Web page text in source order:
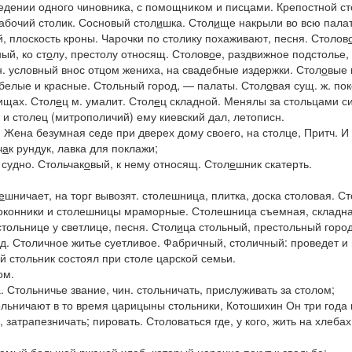
одного чиновника, с помощником и писцами. Крепостной
столик. Сосновый столишка. Столище накрыли во всю
плоскость кроны. Чарочки по столику похаживают, песня. Столов
, ко столу, престолу относящ. Столовое, раздвижное подстолье,
условный внос отцом жениха, на свадебные издержки. Столовые
и красные. Стольный город, — палаты. Столовая сущ. ж.
Столец м. умалит. Столец складной. Менялы за стольцами
столец (митрополичий) ему киевский дал, летописн.
Жена безумная седе при дверех дому своего, на столце, Притч. И
ак рундук, лавка для поклажи;
Стольчаковый, к нему относящ. Столешник скатерть.
шничает, на торг вывозят. столешница, плитка, доска столовая.
и столешницы мраморные. Столешница съемная,
у светлице, песня. Столица стольный, престольный
Столичное житье суетливое. Фабричный, столичный: проведет и
стольник состоял при столе царской семьи.
. Стольничье звание, чин. стольничать, прислуживать за столом;
в то время царицыны стольники, Котошихин Он три года
пировать. Столоваться где, у кого, жить на